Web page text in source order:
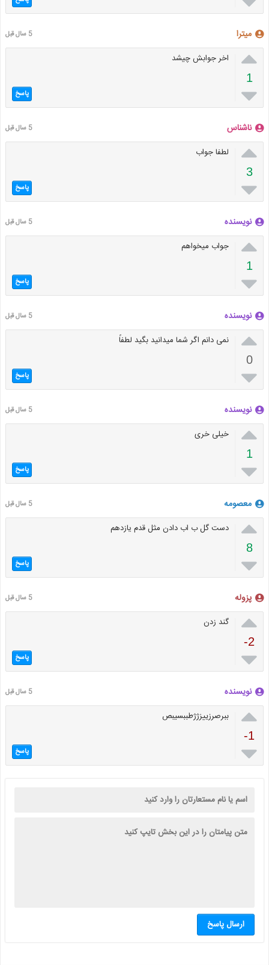
میترا 5 سال قبل

1

اخر جوابش چیشد
پاسخ
ناشناس 5 سال قبل

3

لطفا جواب
پاسخ
نویسنده 5 سال قبل

1

جواب میخواهم
پاسخ
نویسنده 5 سال قبل

0

نمی دانم اگر شما میدانید بگید لطفاً
پاسخ
نویسنده 5 سال قبل

1

خیلی خری
پاسخ
معصومه 5 سال قبل

8

دست گل ب اب دادن مثل قدم یازدهم
پاسخ
پزوله 5 سال قبل

-2

گند زدن
پاسخ
نویسنده 5 سال قبل

-1

ببرصرزییزژژطببسیبص
پاسخ
ارسال پاسخ